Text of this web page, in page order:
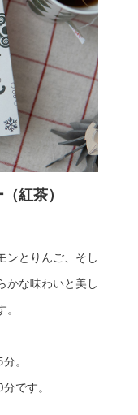
紅茶）
ンとりんご、そし
かな味わいと美し
。
です。